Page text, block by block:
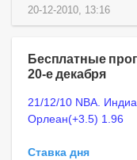
20-12-2010, 13:16
Бесплатные
20-е декабря
21/12/10 NBA.
Орлеан(+3.5) 1.96
Ставка дня